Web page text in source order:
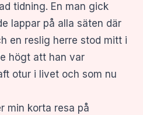
tidning. En man gick
lappar på alla säten där
en reslig herre stod mitt i
högt att han var
otur i livet och som nu
min korta resa på